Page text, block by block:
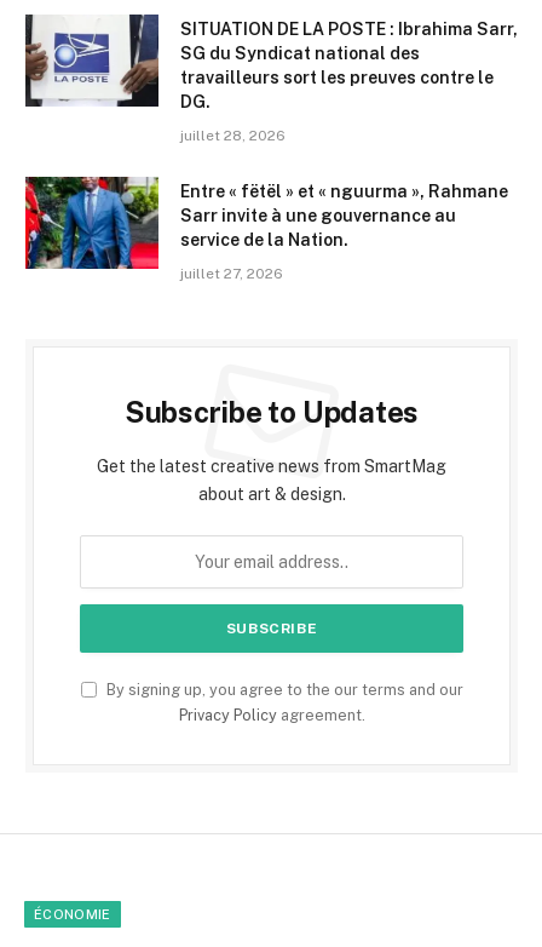
SITUATION DE LA POSTE : Ibrahima Sarr,
SG du Syndicat national des
travailleurs sort les preuves contre le
DG.
juillet 28, 2026
Entre « fëtël » et « nguurma », Rahmane
Sarr invite à une gouvernance au
service de la Nation.
juillet 27, 2026
Subscribe to Updates
Get the latest creative news from SmartMag
about art & design.
By signing up, you agree to the our terms and our
Privacy Policyagreement.
ÉCONOMIE